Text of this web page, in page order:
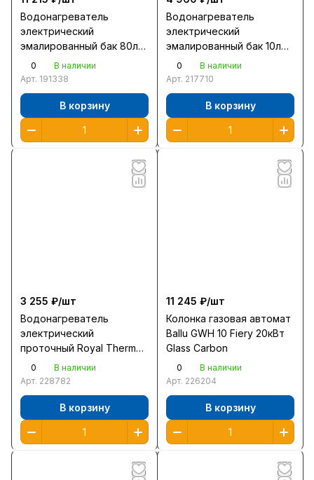
Водонагреватель
электрический
эмалированный бак 80л
Ariston Pro1 R 80V PL
1,5кВт нагр 2ч37мин
0
В наличии
Арт. 191338
В корзину
Водонагреватель
электрический
эмалированный бак 10л
Ballu BWH/S 10 Capsule
Plus U под мойку 2,0кВт
0
В наличии
Арт. 217710
В корзину
3 255 ₽/шт
Водонагреватель
электрический
проточный Royal Thermo
Smartfix TS 5,5кВт
душ+кран в100ш270г135
0
В наличии
Арт. 228782
В корзину
11 245 ₽/шт
Колонка газовая автомат
Ballu GWH 10 Fiery 20кВт
Glass Carbon
0
В наличии
Арт. 226204
В корзину